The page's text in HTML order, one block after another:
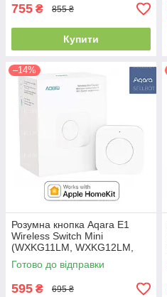
755 ₴ 855 ₴
Купити
–14%
Розумна кнопка Aqara E1
Wireless Switch Mini
(WXKG11LM, WXKG12LM,
WXKG20LM) Контролер для
Apple HomeKit
Готово до відправки
595 ₴ 695 ₴